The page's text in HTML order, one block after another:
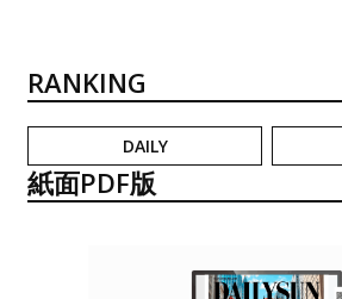
RANKING
DAILY
紙面PDF版